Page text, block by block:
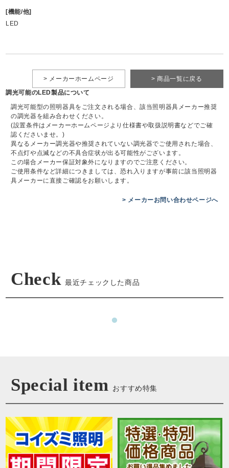
[機能/他]
LED
> 商品一覧に戻る
> メーカーホームページ
調光可能のLED製品について
調光可能型の照明器具をご注文される場合、該当照明器具メーカー推奨
の調光器を組み合わせください。
(設置条件はメーカーホームページより仕様書や取扱説明書などでご確
認くださいませ。)
異なるメーカー調光器や推奨されていない調光器でご使用された場合、
不点灯や点滅などの不具合症状が出る可能性がございます。
この場合メーカー保証対象外になりますのでご注意ください。
ご使用条件など詳細につきましては、恐れ入りますが事前に該当照明器
具メーカーに直接ご確認をお願いします。
> メーカーお問い合わせページへ
Check 最近チェックした商品
Special item おすすめ特集